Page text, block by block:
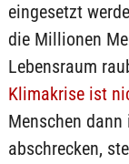
eingesetzt
die Millionen
Lebensraum
Klimakrise ist
Menschen
abschrecken,